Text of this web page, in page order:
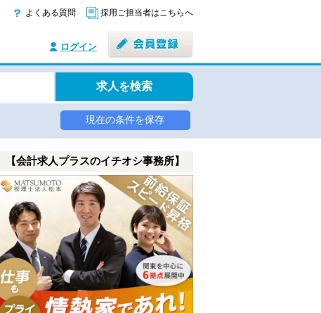
よくある質問 採用ご担当者はこちらへ
ログイン
求人を検索
現在の条件を保存
【会計求人プラスのイチオシ事務所】